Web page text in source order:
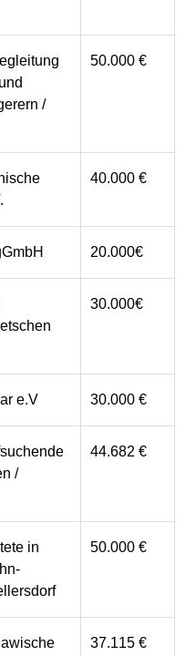
/
50.000 €
40.000 €
20.000€
30.000€
e.V 30.000 €
/
44.682 €
in
50.000 €
37.115 €